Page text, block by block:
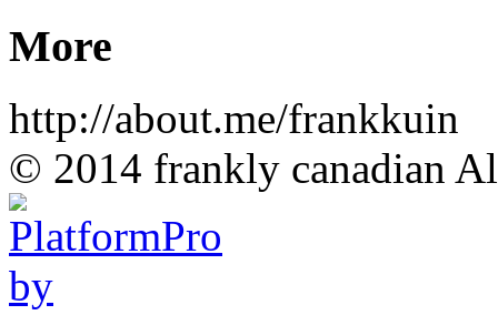
More
http://about.me/frankkuin
© 2014 frankly canadian